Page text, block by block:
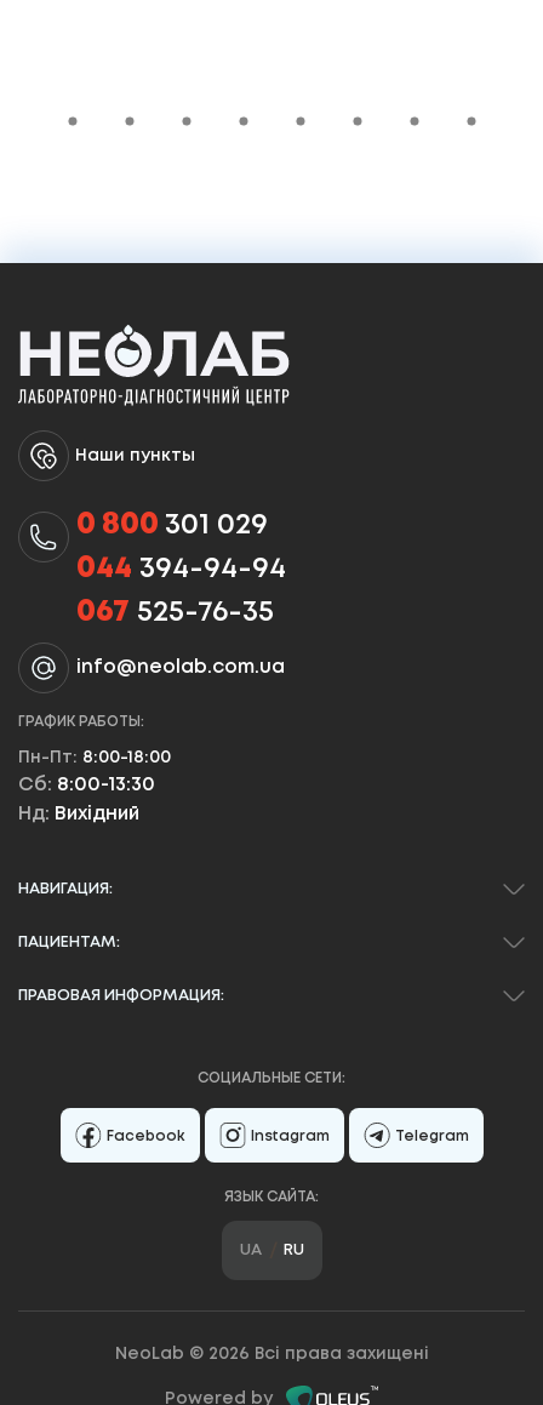
Наши пункты
0 800 301 029
044 394-94-94
067 525-76-35
info@neolab.com.ua
ГРАФИК РАБОТЫ:
Пн-Пт: 8:00-18:00
Сб: 8:00-13:30
Нд: Вихідний
НАВИГАЦИЯ:
ПАЦИЕНТАМ:
ПРАВОВАЯ ИНФОРМАЦИЯ:
СОЦИАЛЬНЫЕ СЕТИ:
Facebook Instagram Telegram
ЯЗЫК САЙТА:
UA RU
NeoLab © 2026 Всі права захищені
Powered by